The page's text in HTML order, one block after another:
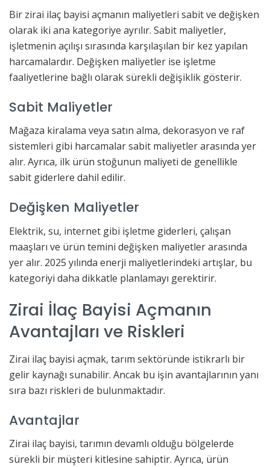
Bir zirai ilaç bayisi açmanın maliyetleri sabit ve değişken
olarak iki ana kategoriye ayrılır. Sabit maliyetler,
işletmenin açılışı sırasında karşılaşılan bir kez yapılan
harcamalardır. Değişken maliyetler ise işletme
faaliyetlerine bağlı olarak sürekli değişiklik gösterir.
Sabit Maliyetler
Mağaza kiralama veya satın alma, dekorasyon ve raf
sistemleri gibi harcamalar sabit maliyetler arasında yer
alır. Ayrıca, ilk ürün stoğunun maliyeti de genellikle
sabit giderlere dahil edilir.
Değişken Maliyetler
Elektrik, su, internet gibi işletme giderleri, çalışan
maaşları ve ürün temini değişken maliyetler arasında
yer alır. 2025 yılında enerji maliyetlerindeki artışlar, bu
kategoriyi daha dikkatle planlamayı gerektirir.
Zirai İlaç Bayisi Açmanın
Avantajları ve Riskleri
Zirai ilaç bayisi açmak, tarım sektöründe istikrarlı bir
gelir kaynağı sunabilir. Ancak bu işin avantajlarının yanı
sıra bazı riskleri de bulunmaktadır.
Avantajlar
Zirai ilaç bayisi, tarımın devamlı olduğu bölgelerde
sürekli bir müşteri kitlesine sahiptir. Ayrıca, ürün